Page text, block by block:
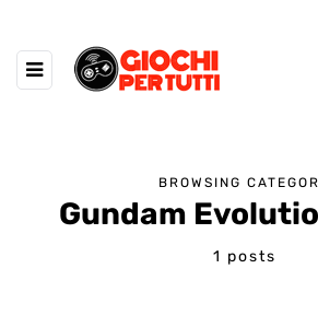
BROWSING
Gundam
1 posts